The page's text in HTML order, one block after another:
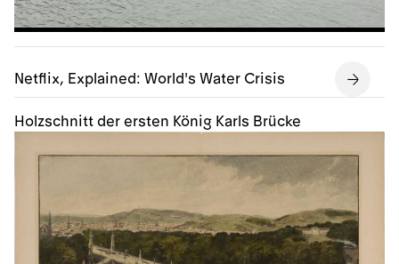
Netflix, Explained: World's Water Crisis
Holzschnitt der ersten König Karls Brücke